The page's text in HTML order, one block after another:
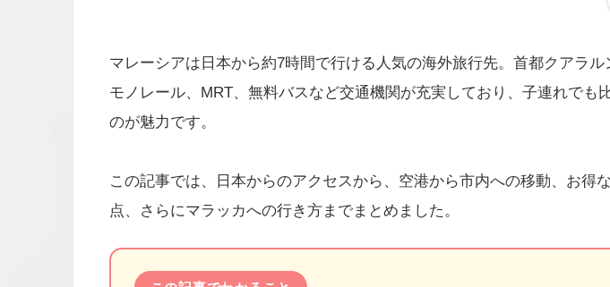
マレーシアは日本から約7時間で行ける人気の海外旅行先。首都クアラ
モノレール、MRT、無料バスなど交通機関が充実しており、子連れでも
のが魅力です。
この記事では、日本からのアクセスから、空港から市内への移動、お得
点、さらにマラッカへの行き方までまとめました。